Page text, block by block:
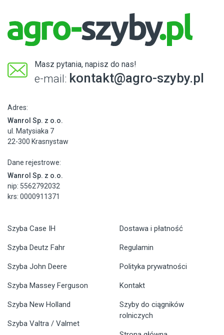
Masz pytania, napisz do nas!
e-mail: kontakt@agro-szyby.pl
Adres:
Wanrol Sp. z o.o.
ul. Matysiaka 7
22-300 Krasnystaw
Dane rejestrowe:
Wanrol Sp. z o.o.
nip: 5562792032
krs: 0000911371
Szyba Case IH
Szyba Deutz Fahr
Szyba John Deere
Szyba Massey Ferguson
Szyba New Holland
Szyba Valtra / Valmet
Dostawa i płatność
Regulamin
Polityka prywatności
Kontakt
Szyby do ciągników
rolniczych